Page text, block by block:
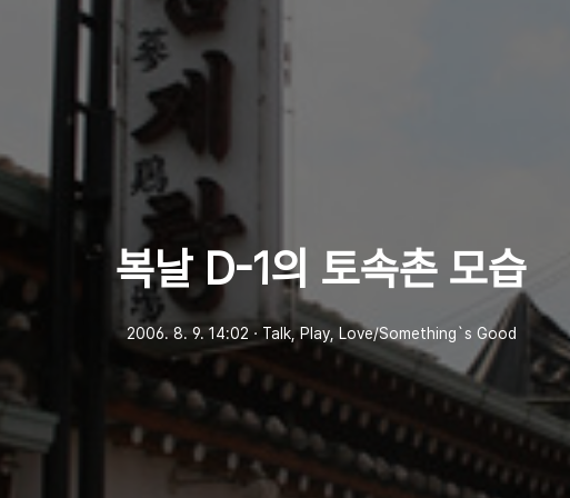
복날 D-1의 토속촌 모습
2006. 8. 9. 14:02 ㆍ Talk, Play, Love/Something`s Good